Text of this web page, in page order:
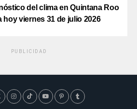
del clima en Quintana Roo
hoy viernes 31 de julio 2026
PUBLICIDAD